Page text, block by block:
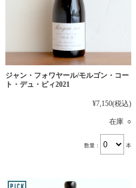
ジャン・フォワヤール/モルゴン・コー
ト・デュ・ピィ2021
¥7,150(税込)
在庫 ○
数量： 本